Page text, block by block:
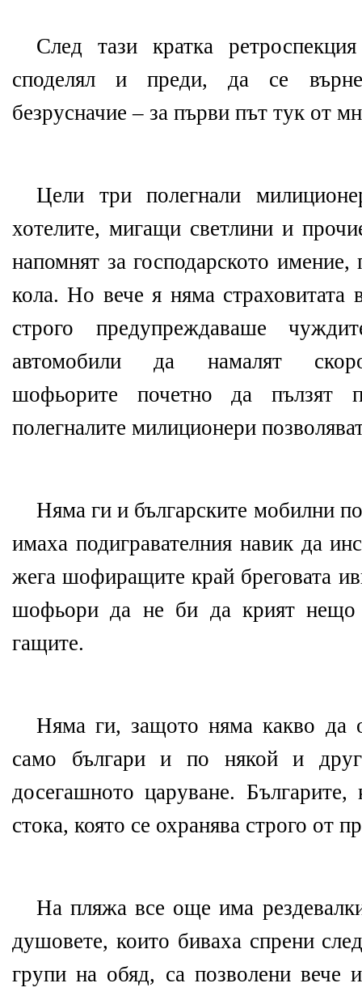
След тази кратка
споделял и преди, да се
безрусначие – за първи път тук от
Цели три полегнали
хотелите, мигащи светлини и
напомнят за господарското имение,
кола. Но вече я няма страховитата
строго предупреждаваше
автомобили да намалят
шофьорите почетно да пълзят
полегналите милиционери
Няма ги и българските мобилни
имаха подигравателния навик да
жега шофиращите край бреговата
шофьори да не би да крият нещо
гащите.
Няма ги, защото няма какво да
само българи и по някой и
досегашното царуване.
стока, която се охранява строго от
На пляжа все още има
душовете, които биваха спрени
групи на обяд, са позволени вече